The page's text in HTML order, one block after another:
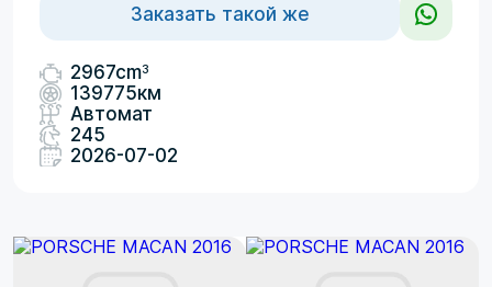
Заказать такой же
2967cm3
139775км
Автомат
245
2026-07-02